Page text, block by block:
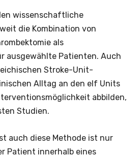
wissenschaftliche
die Kombination von
als
ausgewählte Patienten. Auch
Stroke-Unit-
Alltag an den elf Units
abbilden,
Studien.
auch diese Methode ist nur
Patient innerhalb eines